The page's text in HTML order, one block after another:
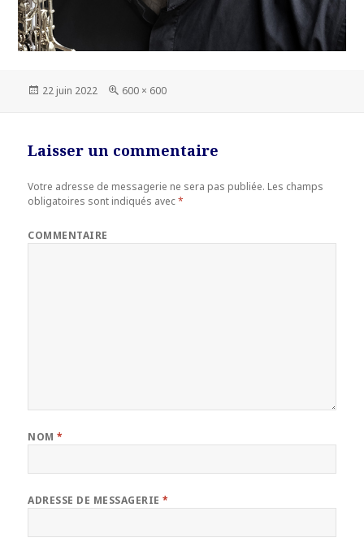
Publié
22 juin 2022
Taille
600 × 600
Laisser un commentaire
Votre adresse de messagerie ne sera pas publiée. Les champs
obligatoires sont indiqués avec*
COMMENTAIRE
NOM*
ADRESSE DE MESSAGERIE*